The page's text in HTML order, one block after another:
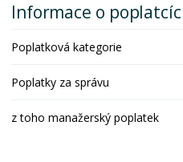
Informace o
Poplatková kategorie
Poplatky za správu
z toho manažerský poplatek